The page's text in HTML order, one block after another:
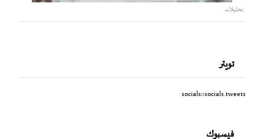
تحليلات
تويتر
socials::socials.tweets
فيسبوك